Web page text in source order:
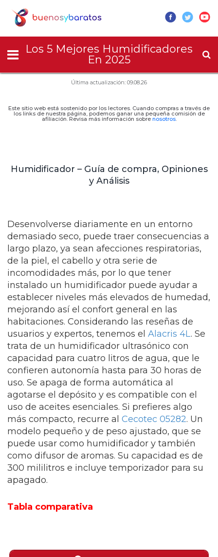
Los 5 Mejores Humidificadores
En 2025
Última actualización: 09.08.26
Este sitio web está sostenido por los lectores. Cuando compras a través de
los links de nuestra página, podemos ganar una pequeña comisión de
afiliación. Revisa más información sobre nosotros.
Humidificador – Guía de compra, Opiniones
y Análisis
Desenvolverse diariamente en un entorno
demasiado seco, puede traer consecuencias a
largo plazo, ya sean afecciones respiratorias,
de la piel, el cabello y otra serie de
incomodidades más, por lo que tener
instalado un humidificador puede ayudar a
establecer niveles más elevados de humedad,
mejorando así el confort general en las
habitaciones. Considerando las reseñas de
usuarios y expertos, tenemos el Alacris 4L. Se
trata de un humidificador ultrasónico con
capacidad para cuatro litros de agua, que le
confieren autonomía hasta para 30 horas de
uso. Se apaga de forma automática al
agotarse el depósito y es compatible con el
uso de aceites esenciales. Si prefieres algo
más compacto, recurre al Cecotec 05282. Un
modelo pequeño y de peso ajustado, que se
puede usar como humidificador y también
como difusor de aromas. Su capacidad es de
300 mililitros e incluye temporizador para su
apagado.
Tabla comparativa